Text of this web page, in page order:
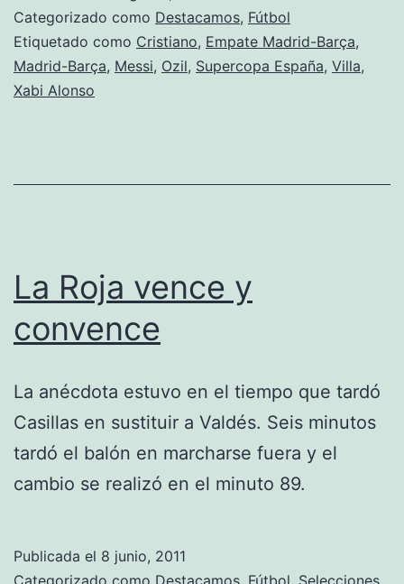
Categorizado como Destacamos, Fútbol
Etiquetado como Cristiano, Empate Madrid-Barça,
Madrid-Barça, Messi, Ozil, Supercopa España, Villa,
Xabi Alonso
La Roja vence y
convence
La anécdota estuvo en el tiempo que tardó
Casillas en sustituir a Valdés. Seis minutos
tardó el balón en marcharse fuera y el
cambio se realizó en el minuto 89.
Publicada el 8 junio, 2011
Categorizado como Destacamos, Fútbol, Selecciones